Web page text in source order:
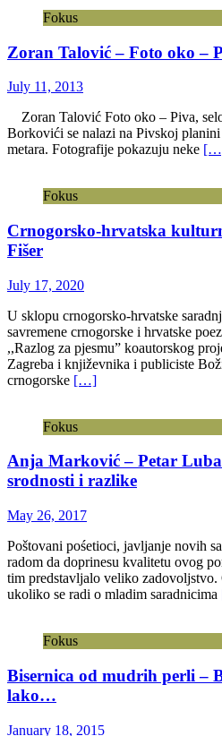
Fokus
Zoran Talović – Foto oko –
July 11, 2013
Zoran Talović Foto oko –
Borkovići se nalazi na Pivskoj
metara. Fotografije pokazuju neke
Fokus
Crnogorsko-hrvatska
Fišer
July 17, 2020
U sklopu crnogorsko-hrvatske
savremene crnogorske i hrvatske
,,Razlog za pjesmu” koautorskog
Zagreba i književnika i publiciste
crnogorske […]
Fokus
Anja Marković – Petar
srodnosti i razlike
May 26, 2017
Poštovani pośetioci, javljanje novih
radom da doprinesu kvalitetu ovog
tim predstavljalo veliko zadovoljstvo.
ukoliko se radi o mladim saradnicima
Fokus
Bisernica od mudrih perli –
lako…
January 18, 2015